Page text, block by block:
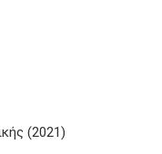
(2021)